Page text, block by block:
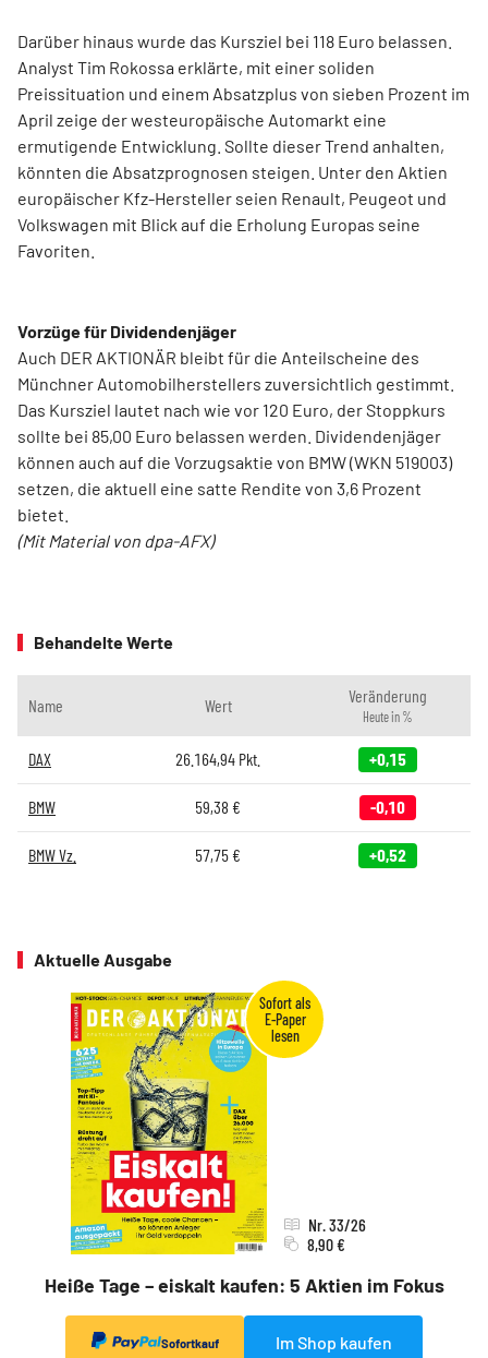
Darüber hinaus wurde das Kursziel bei 118 Euro belassen.
Analyst Tim Rokossa erklärte, mit einer soliden
Preissituation und einem Absatzplus von sieben Prozent im
April zeige der westeuropäische Automarkt eine
ermutigende Entwicklung. Sollte dieser Trend anhalten,
könnten die Absatzprognosen steigen. Unter den Aktien
europäischer Kfz-Hersteller seien Renault, Peugeot und
Volkswagen mit Blick auf die Erholung Europas seine
Favoriten.
Vorzüge für Dividendenjäger
Auch DER AKTIONÄR bleibt für die Anteilscheine des
Münchner Automobilherstellers zuversichtlich gestimmt.
Das Kursziel lautet nach wie vor 120 Euro, der Stoppkurs
sollte bei 85,00 Euro belassen werden. Dividendenjäger
können auch auf die Vorzugsaktie von BMW (WKN 519003)
setzen, die aktuell eine satte Rendite von 3,6 Prozent
bietet.
(Mit Material von dpa-AFX)
Behandelte Werte
Name Wert Veränderung
Heute in %
DAX 26.164,94 Pkt. +0,15
BMW 59,38 € -0,10
BMW Vz. 57,75 € +0,52
Aktuelle Ausgabe
Heiße Tage – eiskalt kaufen: 5 Aktien im Fokus
Nr. 33/26
8,90 €
Sofortkauf Im Shop kaufen